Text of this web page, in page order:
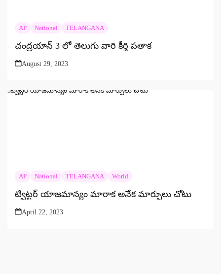
AP National TELANGANA
చంద్రయాన్ 3 లో తెలుగు వారి కీర్తి పతాక
August 29, 2023
AP National TELANGANA World
ట్విట్టర్ యాజమాన్యం మారాక అనేక మార్పులు చోటు
April 22, 2023